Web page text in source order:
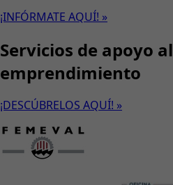
¡INFÓRMATE AQUÍ! »
Servicios de apoyo al
emprendimiento
¡DESCÚBRELOS AQUÍ! »